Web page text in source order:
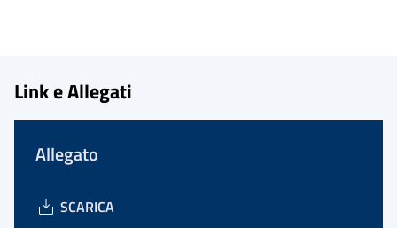
Link e Allegati
Allegato
SCARICA